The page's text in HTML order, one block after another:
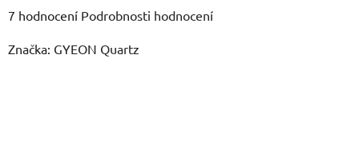
Průměrné
produktu
7 hodnocení Podrobnosti hodnocení
Značka: GYEON Quartz